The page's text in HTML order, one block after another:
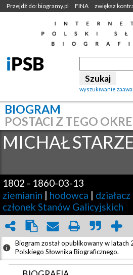
Przejdź do: biogramy.pl FINA zwiększ
wyszukiwanie
BIOGRAM
POSTACI Z TEGO
MICHAŁ
1802 - 1860-03-13
ziemianin | hodowca |
członek Stanów Galicyjskich
Biogram został opublikowany w
Polskiego Słownika Biograficznego.